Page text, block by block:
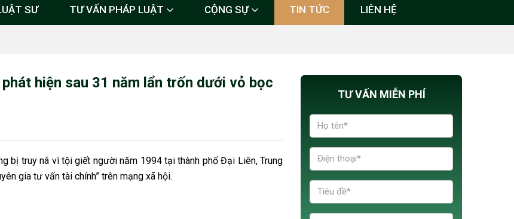
SƯ TƯ VẤN PHÁP LUẬT CỘNG SỰ TIN TỨC LIÊN HỆ
hiện sau 31 năm lẩn trốn dưới vỏ bọc
bị truy nã vì tội giết người năm 1994 tại thành phố Đại Liên, Trung
gia tư vấn tài chính” trên mạng xã hội.
TƯ VẤN MIỄN PHÍ